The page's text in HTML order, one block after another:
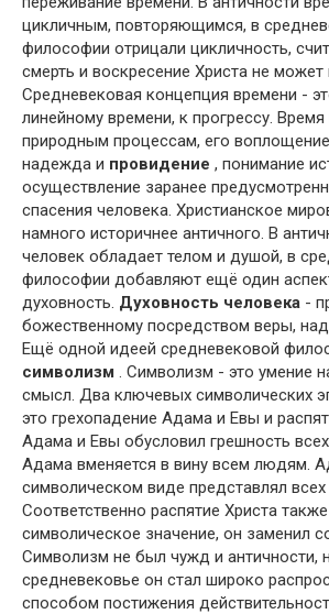
цикличным, повторяющимся, в
философии отрицали цикличность,
смерть и воскресение Христа не может
Средневековая концепция времени -
линейному времени, к прогрессу.
природным процессам, его
надежда и провидение , понимание
осуществление заранее
спасения человека. Христианское
намного историчнее античного. В
человек обладает телом и душой, в
философии добавляют ещё один
духовность. Духовность человека -
божественному посредством веры,
Ещё одной идеей средневековой
символизм . Символизм - это умение
смысл. Два ключевых символических
это грехопадение Адама и Евы и
Адама и Евы обусловил грешность
Адама вменяется в вину всем людям.
символическом виде представлял
Соответственно распятие Христа
символическое значение, он заменил
Символизм не был чужд и античности,
средневековье он стал широко
способом постижения